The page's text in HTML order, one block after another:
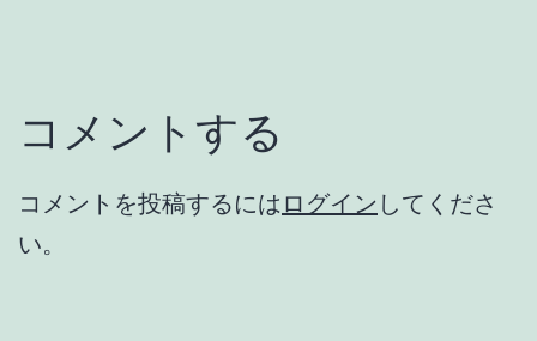
コメントする
コメントを投稿するには ログイン してくださ
い。